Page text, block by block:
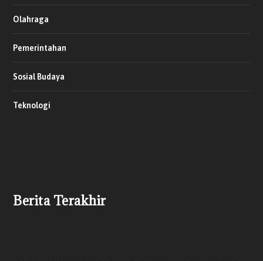
Olahraga
Pemerintahan
Sosial Budaya
Teknologi
Berita Terakhir